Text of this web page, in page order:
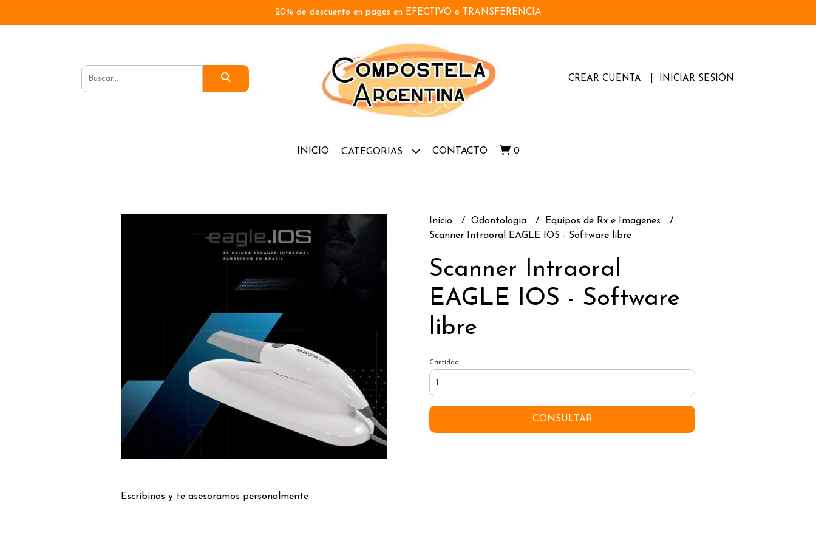
20% de descuento en pagos en EFECTIVO o TRANSFERENCIA
CREAR CUENTA INICIAR SESIÓN
INICIO CATEGORIAS CONTACTO 0
Escribinos y te asesoramos personalmente
Inicio Odontologia
Equipos de Rx e Imagenes
Scanner Intraoral EAGLE IOS - Software libre
Scanner Intraoral
EAGLE IOS - Software
libre
Cantidad
CONSULTAR